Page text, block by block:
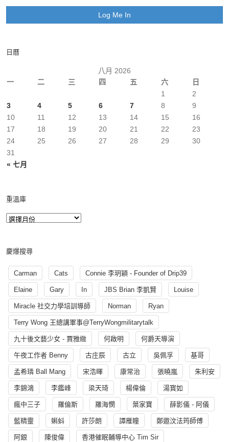
日曆
八月 2026
一
二 三 四 五 六 日
« 七月
1
2
3
4 5 6 7 8
9
10
11 12 13 14 15
16
17
18 19 20 21 22
23
24
25 26 27 28 29
30
31
重溫庫
慶爆搜尋
Carman Cats Connie 李玥穎 - Founder of Drip39
Elaine Gary In JBS Brian 李凱賢 Louise
Miracle 社交力學培訓導師 Norman Ryan
Terry Wong 王總講軍事@TerryWongmilitarytalk
九十後文藝少女 - 賈雅緻 何啟明 何爵天導演
午夜工作者 Benny 古庄辰 古立 吳佩孚 基哥
孟希璘 Ball Mang 宋浩暉 康常治 張曉嵐 朱利安
李錦鴻 李鑑峰 梁天琦 楊偉倫 湯寳如
瘋中三子 羅倫斯 羅海憫 葉家寶 薛影儀 - 阿儀
藍精靈 蝌蚪 許莎朗 譚雁瞳 鄭遨汶法筠師傅
阿銀 陳俊偉 香港催眠輔導中心 Tim Sir